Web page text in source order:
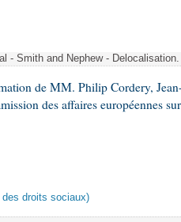
- Smith and Nephew -
de MM. Philip Cordery,
des affaires européennes
droits sociaux)